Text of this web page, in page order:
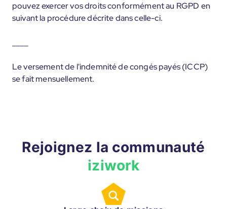
pouvez exercer vos droits conformément au RGPD en
suivant la procédure décrite dans celle-ci.
Le versement de l'indemnité de congés payés (ICCP)
se fait mensuellement.
Rejoignez la communauté
iziwork